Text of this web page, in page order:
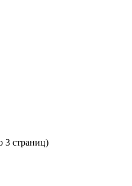
3 страниц)